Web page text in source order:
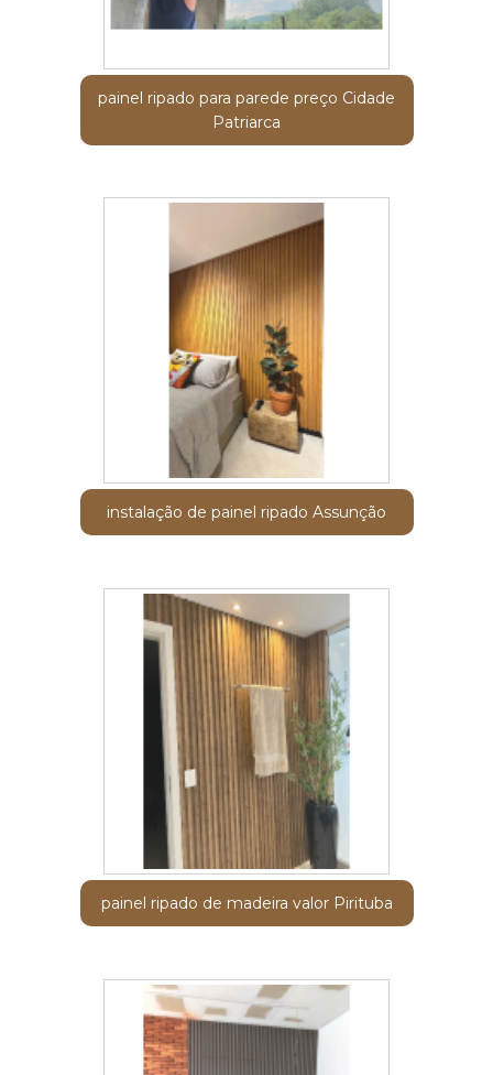
painel ripado para parede preço Cidade
Patriarca
instalação de painel ripado Assunção
painel ripado de madeira valor Pirituba